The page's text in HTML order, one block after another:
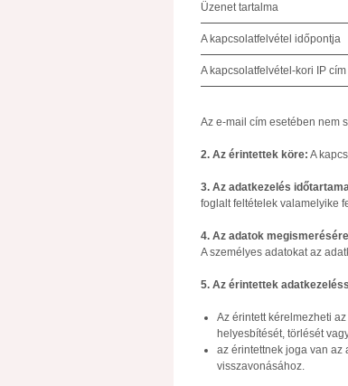
Üzenet tartalma
A kapcsolatfelvétel időpontja
A kapcsolatfelvétel-kori IP cím
Az e-mail cím esetében nem
2. Az érintettek köre: A
3. Az adatkezelés
foglalt feltételek valamelyike
4. Az adatok
A személyes adatokat az
5. Az érintettek
Az érintett kérelmezheti
helyesbítését, törlését
az érintettnek joga van
visszavonásához.